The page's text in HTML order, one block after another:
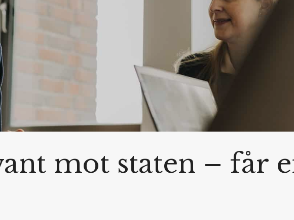
mot staten – får